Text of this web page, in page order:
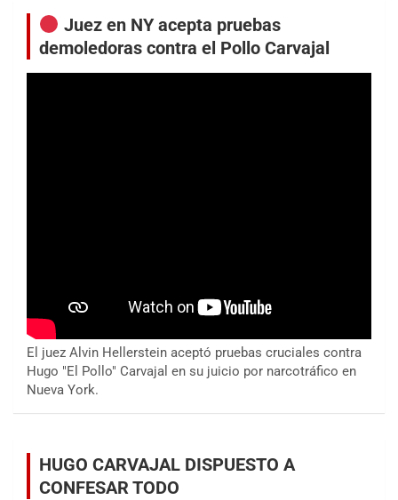
Juez en NY acepta pruebas
demoledoras contra el Pollo Carvajal
El juez Alvin Hellerstein aceptó pruebas cruciales contra
Hugo "El Pollo" Carvajal en su juicio por narcotráfico en
Nueva York.
HUGO CARVAJAL DISPUESTO A
CONFESAR TODO